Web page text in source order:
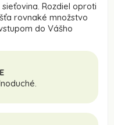
Rozdiel oproti
rovnaké množstvo
do Vášho